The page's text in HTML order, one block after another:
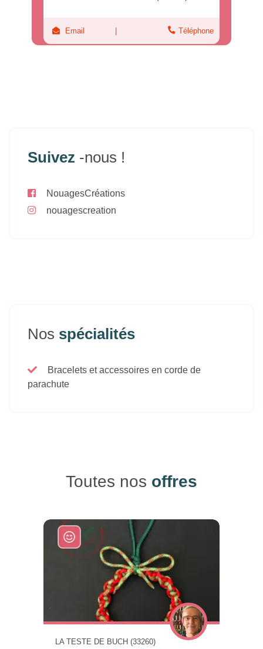
Email Téléphone
Suivez -nous !
NouagesCréations
nouagescreation
Nos spécialités
Bracelets et accessoires en corde de
parachute
Toutes nos offres
LA TESTE DE BUCH (33260)